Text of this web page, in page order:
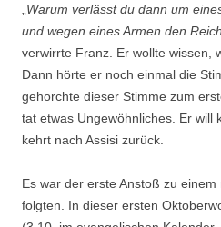
„Warum verlässt du dann um
und wegen eines Armen den
verwirrte Franz. Er wollte wissen,
Dann hörte er noch einmal die
gehorchte dieser Stimme zum
tat etwas Ungewöhnliches. Er will
kehrt nach Assisi zurück.
Es war der erste Anstoß zu
folgten. In dieser ersten